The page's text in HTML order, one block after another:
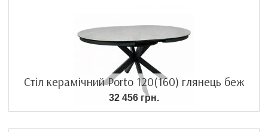
Стіл керамічний Porto 120(160) глянець беж
32 456 грн.